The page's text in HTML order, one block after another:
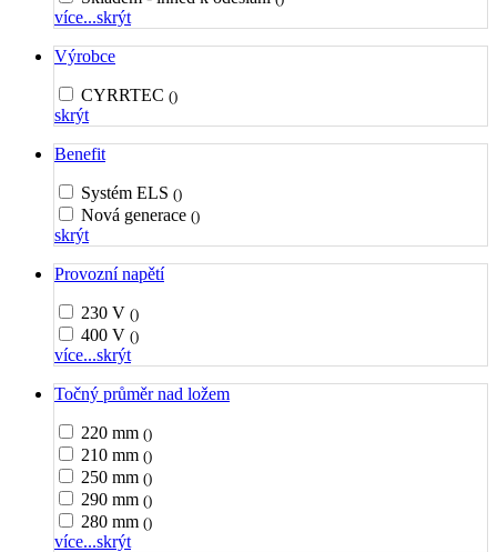
více...skrýt
Výrobce
CYRRTEC ()
skrýt
Benefit
Systém ELS ()
Nová generace ()
skrýt
Provozní napětí
230 V ()
400 V ()
více...skrýt
Točný průměr nad ložem
220 mm ()
210 mm ()
250 mm ()
290 mm ()
280 mm ()
více...skrýt